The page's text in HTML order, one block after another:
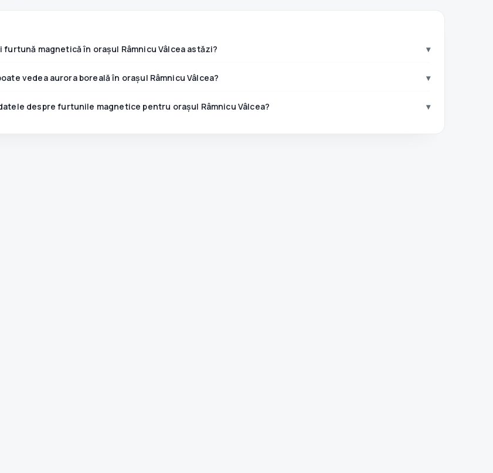
furtună magnetică în orașul Râmnicu Vâlcea astăzi? ▾
vedea aurora boreală în orașul Râmnicu Vâlcea? ▾
despre furtunile magnetice pentru orașul Râmnicu Vâlcea? ▾